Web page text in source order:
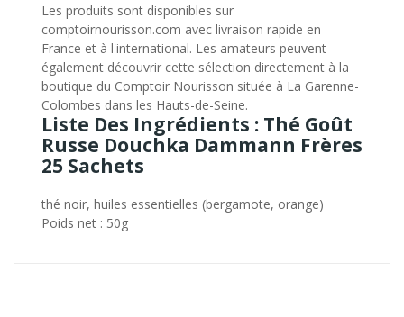
Les produits sont disponibles sur
comptoirnourisson.com avec livraison rapide en
France et à l'international. Les amateurs peuvent
également découvrir cette sélection directement à la
boutique du Comptoir Nourisson située à La Garenne-
Colombes dans les Hauts-de-Seine.
Liste Des Ingrédients : Thé Goût
Russe Douchka Dammann Frères
25 Sachets
thé noir, huiles essentielles (bergamote, orange)
Poids net : 50g